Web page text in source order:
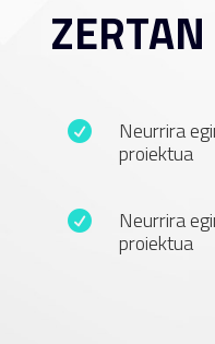
 Neurrira
proiektua
 Neurrira
proiektua